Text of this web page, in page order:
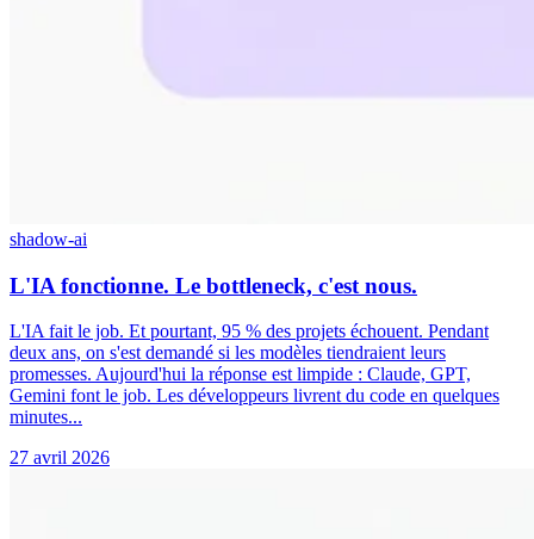
shadow-ai
L'IA fonctionne. Le bottleneck, c'est nous.
L'IA fait le job. Et pourtant, 95 % des projets échouent. Pendant
deux ans, on s'est demandé si les modèles tiendraient leurs
promesses. Aujourd'hui la réponse est limpide : Claude, GPT,
Gemini font le job. Les développeurs livrent du code en quelques
minutes...
27 avril 2026